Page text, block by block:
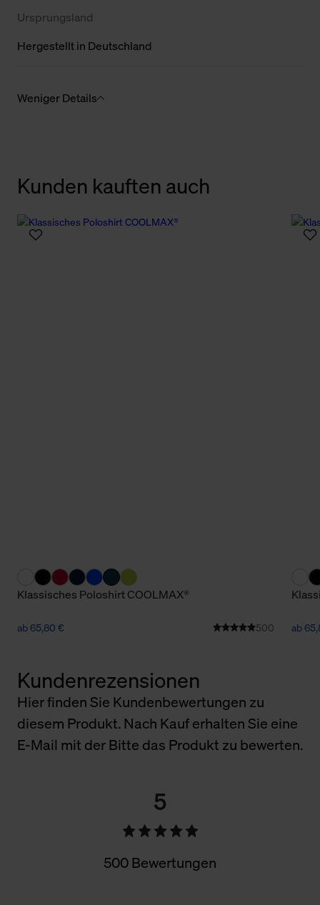
Ursprungsland
Hergestellt in Deutschland
Weniger Details
Kunden kauften auch
Klassisches Poloshirt COOLMAX®
ab 65,80 € 500 ab
Kundenrezensionen
Hier finden Sie Kundenbewertungen zu
diesem Produkt. Nach Kauf erhalten Sie eine
E-Mail mit der Bitte das Produkt zu bewerten.
5
500 Bewertungen